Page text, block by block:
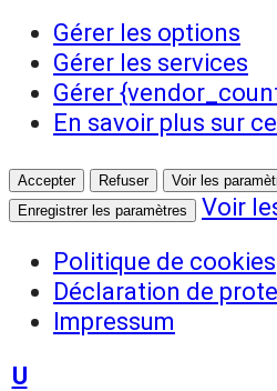
Gérer les options
Gérer les services
Gérer
En savoir plus sur
Accepter Refuser
Voir les
Enregistrer les paramètres
Voir
Politique de cookies
Déclaration de
Impressum
U